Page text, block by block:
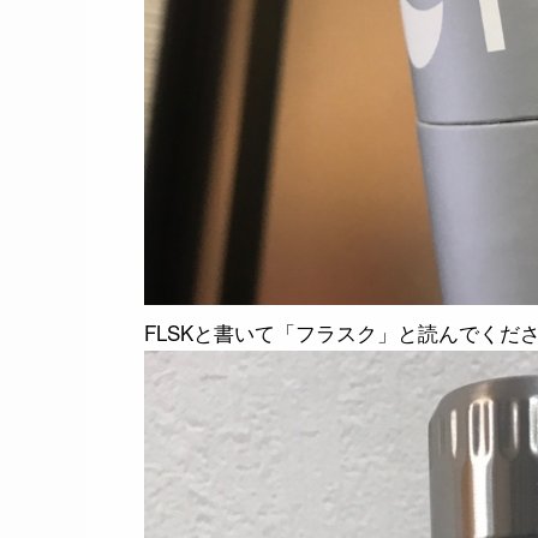
FLSKと書いて「フラスク」と読んでくだ